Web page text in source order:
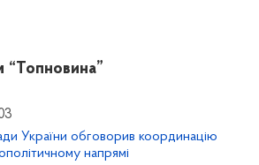
“Топновина”
України обговорив координацію
напрямі